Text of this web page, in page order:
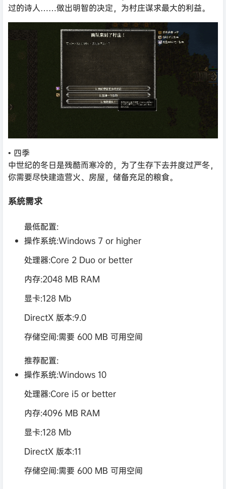
过的诗人……做出明智的决定，为村庄谋求最大的利益。
• 四季
中世纪的冬日是残酷而寒冷的，为了生存下去并度过严冬，
你需要尽快建造营火、房屋，储备充足的粮食。
系统需求
最低配置:
操作系统:Windows 7 or higher
处理器:Core 2 Duo or better
内存:2048 MB RAM
显卡:128 Mb
DirectX 版本:9.0
存储空间:需要 600 MB 可用空间
推荐配置:
操作系统:Windows 10
处理器:Core i5 or better
内存:4096 MB RAM
显卡:128 Mb
DirectX 版本:11
存储空间:需要 600 MB 可用空间